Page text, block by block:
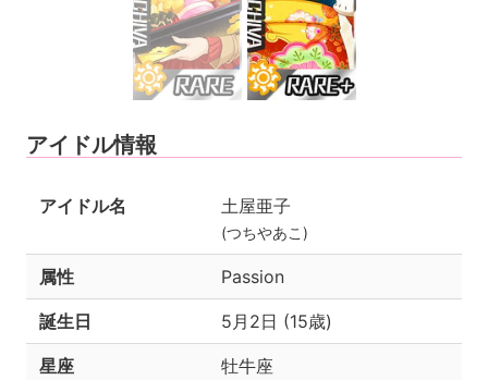
アイドル情報
アイドル名 土屋亜子
(つちやあこ)
属性 Passion
誕生日 5月2日 (15歳)
星座 牡牛座